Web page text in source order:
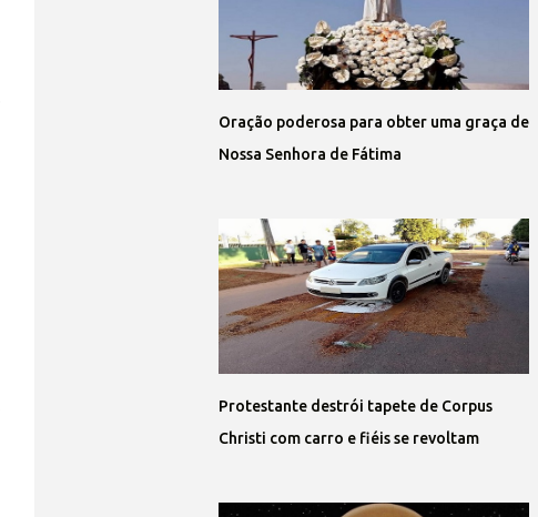
Oração poderosa para obter uma graça de
Nossa Senhora de Fátima
Protestante destrói tapete de Corpus
Christi com carro e fiéis se revoltam